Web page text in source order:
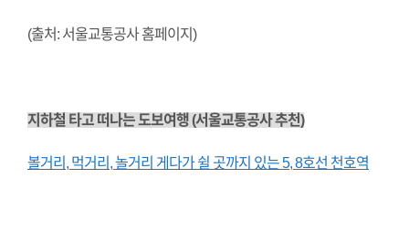
(출처: 서울교통공사 홈페이지)
지하철 타고 떠나는 도보여행 (서울교통공사 추천)
볼거리, 먹거리, 놀거리 게다가 쉴 곳까지 있는 5, 8호선 천호역